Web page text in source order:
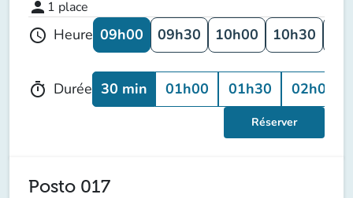
person 1 place
schedule Heure 09h00 09h30 10h00 10h30
timer Durée 30 min 01h00 01h30 02h00
Réserver
Posto 017